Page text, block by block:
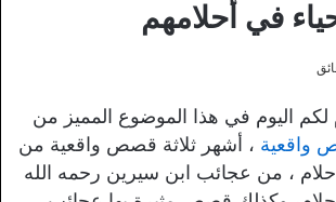
في أحلامهم
لكم اليوم في هذا الموضوع المميز من
واقعية ، أشهر ثلاثة قصص واقعية من
، من عجائب ابن سيرين رحمه الله